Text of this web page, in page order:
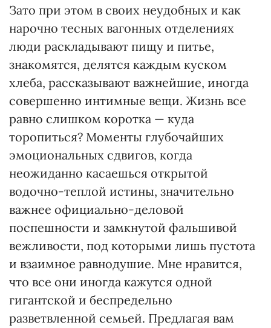
Зато при этом в своих неудобных и как
нарочно тесных вагонных отделениях
люди раскладывают пищу и питье,
знакомятся, делятся каждым куском
хлеба, рассказывают важнейшие, иногда
совершенно интимные вещи. Жизнь все
равно слишком коротка — куда
торопиться? Моменты глубочайших
эмоциональных сдвигов, когда
неожиданно касаешься открытой
водочно-теплой истины, значительно
важнее официально-деловой
поспешности и замкнутой фальшивой
вежливости, под которыми лишь пустота
и взаимное равнодушие. Мне нравится,
что все они иногда кажутся одной
гигантской и беспредельно
разветвленной семьей. Предлагая вам